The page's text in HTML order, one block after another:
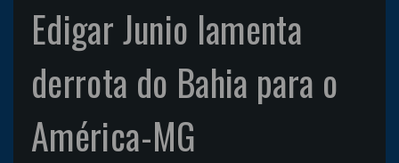
Edigar Junio lamenta
derrota do Bahia para o
América-MG